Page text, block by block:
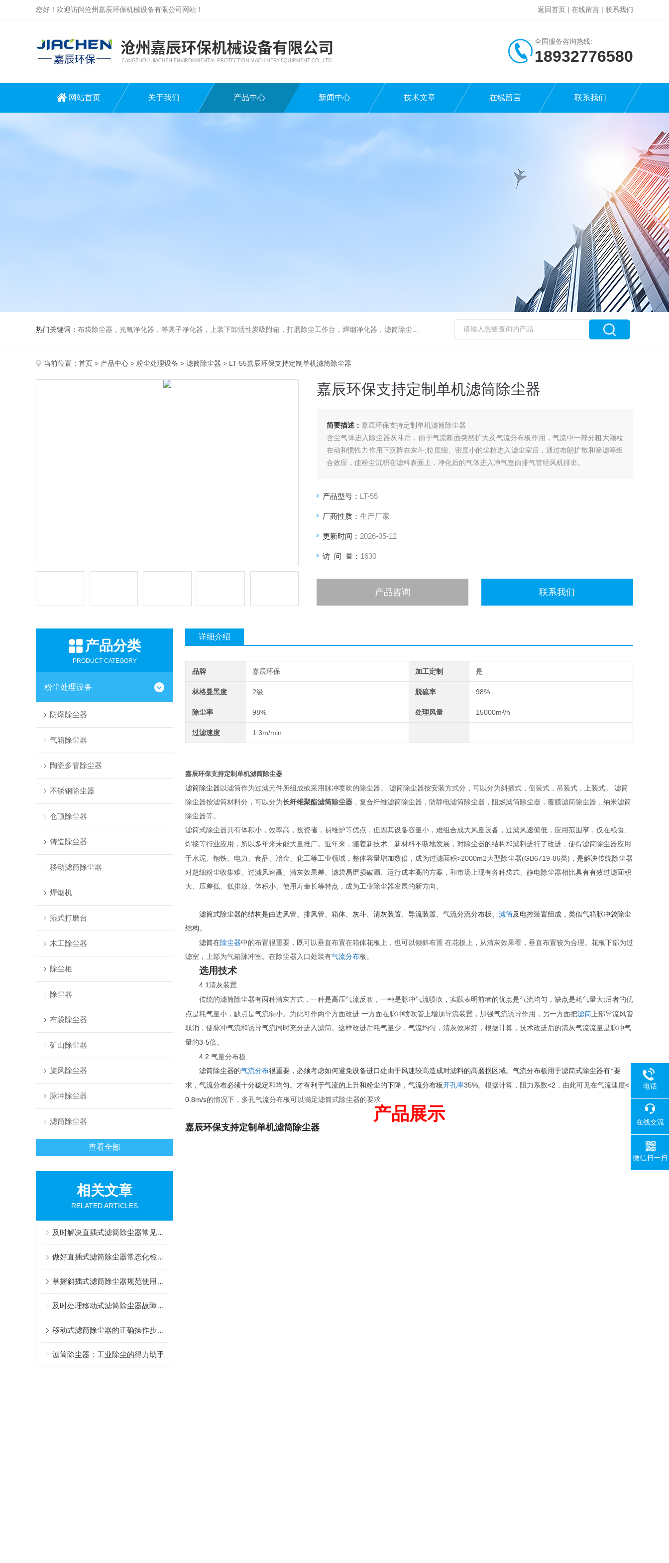
您好！欢迎访问沧州嘉辰环保机械设备有限公司网站！ 返回首页 | 在线留言 | 联系我们
全国服务咨询热线:
18932776580
网站首页 关于我们 产品中心 新闻中心 技术文章 在线留言 联系我们
热门关键词： 布袋除尘器，光氧净化器，等离子净化器，上装下卸活性炭吸附箱，打磨除尘工作台，焊烟净化器，滤筒除尘器，旋风除尘器，除尘设备配件，喷淋塔
当前位置： 首页 > 产品中心 > 粉尘处理设备 > 滤筒除尘器 > LT-55嘉辰环保支持定制单机滤筒除尘器
嘉辰环保支持定制单机滤筒除尘器
简要描述： 嘉辰环保支持定制单机滤筒除尘器
含尘气体进入除尘器灰斗后，由于气流断面突然扩大及气流分布板作用，气流中一部分粗大颗粒
在动和惯性力作用下沉降在灰斗;粒度细、密度小的尘粒进入滤尘室后，通过布朗扩散和筛滤等组
合效应，使粉尘沉积在滤料表面上，净化后的气体进入净气室由排气管经风机排出。
产品型号： LT-55
厂商性质： 生产厂家
更新时间： 2026-05-12
访 问 量： 1630
产品咨询 联系我们
产品分类
PRODUCT CATEGORY
粉尘处理设备
防爆除尘器
气箱除尘器
陶瓷多管除尘器
不锈钢除尘器
仓顶除尘器
铸造除尘器
移动滤筒除尘器
焊烟机
湿式打磨台
木工除尘器
除尘柜
除尘器
布袋除尘器
矿山除尘器
旋风除尘器
脉冲除尘器
滤筒除尘器
查看全部
相关文章
RELATED ARTICLES
及时解决直插式滤筒除尘器常见问题有助于维持稳定运行
做好直插式滤筒除尘器常态化检修与养护工作保证长期稳定除尘运行
掌握斜插式滤筒除尘器规范使用方法是保障长效稳定运行的关键
及时处理移动式滤筒除尘器故障是保障持续高效运行的关键
移动式滤筒除尘器的正确操作步骤及注意事项分享
滤筒除尘器：工业除尘的得力助手
详细介绍
品牌 嘉辰环保 加工定制 是
林格曼黑度 2级 脱硫率 98%
除尘率 98% 处理风量 15000m³/h
过滤速度 1.3m/min
嘉辰环保支持定制单机滤筒除尘器
滤筒除尘器 以滤筒作为过滤元件所组成或采用脉冲喷吹的 除尘器。 滤筒除尘器按安装方式分，可以分为斜插式，侧装式，吊装式，上装式。
滤筒
除尘器按滤筒材料分，可以分为长纤维聚酯滤筒除尘器 ， 复合纤维滤筒除尘器， 防静电滤筒除尘器，阻燃滤筒除尘器， 覆膜滤筒除尘器， 纳米滤筒
除尘器等。
滤筒式除尘器具有体积小，效率高，投资省，易维护等优点，但因其设备容量小，难组合成大风量设备，过滤风速偏低，应用范围窄，仅在粮食、
焊接等行业应用，所以多年来未能大量推广。近年来，随着新技术、新材料不断地发展，对除尘器的结构和滤料进行了改进，使得滤筒除尘器应用
于水泥、钢铁、电力、食品、冶金、化工等工业领域，整体容量增加数倍，成为过滤面积>2000m2大型除尘器(GB6719-86类) ，是解决传统除尘器
对超细粉尘收集难、过滤风速高、清灰效果差、 滤袋易磨损破漏、运行成本高的方案，和市场上现有各种袋式、 静电除尘器相比具有有效过滤面积
大、压差低、低排放、体积小、使用寿命长等特点，成为工业除尘器发展的新方向。
滤筒式除尘器的结构是由进风管、排风管、箱体、灰斗、清灰装置、导流装置、气流分流分布板、 滤筒及电控装置组成，类似气箱脉冲袋除尘
结构。
滤筒在除尘器中的布置很重要，既可以垂直布置在箱体花板上，也可以倾斜布置 在花板上，从清灰效果看，垂直布置较为合理。花板下部为过
滤室，上部为气箱脉冲室。在除尘器入口处装有气流分布板。
选用技术
4.1 清灰装置
传统的滤筒除尘器有两种清灰方式，一种是高压气流反吹，一种是脉冲气流喷吹，实践表明前者的优点是气流均匀，缺点是耗气量大;后者的优
点是耗气量小，缺点是气流弱小。为此可作两个方面改进:一方面在脉冲喷吹管上增加导流装置，加强气流诱导作用，另一方面把滤筒上部导流风管
取消，使脉冲气流和诱导气流同时充分进入滤筒。这样改进后耗气量少，气流均匀，清灰效果好，根据计算，技术改进后的清灰气流流量是脉冲气
量的3-5倍。
4.2 气量分布板
滤筒除尘器的气流分布很重要，必须考虑如何避免设备进口处由于风速较高造成对滤料的高磨损区域。气流分布板用于滤筒式除尘器有*要
求，气流分布必须十分稳定和均匀。才有利于气流的上升和粉尘的下降，气流分布板开孔率35%。根据计算，阻力系数<2 ，由此可见在气流速度<
0.8m/s的情况下，多孔气流分布板可以满足滤筒式除尘器的要求
产品展示
嘉辰环保支持定制单机滤筒除尘器
电话
在线交流
微信扫一扫